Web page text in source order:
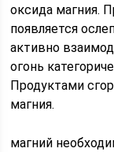
оксида магния.
появляется
активно
огонь
Продуктами
магния.
магний